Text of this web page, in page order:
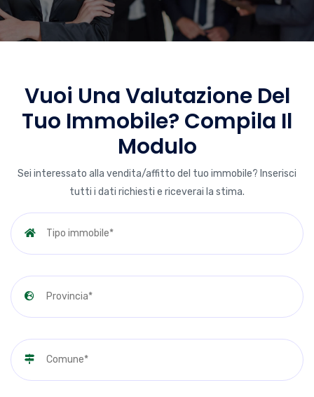
Vuoi Una Valutazione Del
Tuo Immobile? Compila Il
Modulo
Sei interessato alla vendita/affitto del tuo immobile? Inserisci
tutti i dati richiesti e riceverai la stima.
Tipo immobile*
Provincia*
Comune*